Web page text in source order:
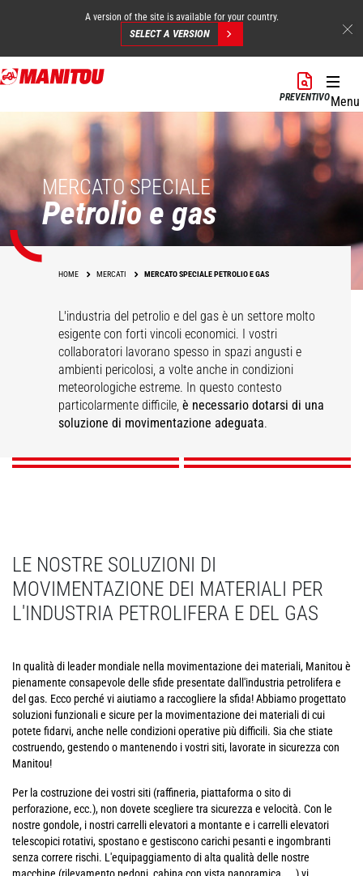
Salta
al
principale
A version of the site is available for your country.
SELECT A VERSION
PREVENTIVOMenu
MERCATO SPECIALE
Petrolio e gas
HOME MERCATI MERCATO SPECIALE PETROLIO E GAS
L'industria del petrolio e del gas è un settore molto
esigente con forti vincoli economici. I vostri
collaboratori lavorano spesso in spazi angusti e
ambienti pericolosi, a volte anche in condizioni
meteorologiche estreme. In questo contesto
particolarmente difficile,è necessario dotarsi di una
soluzione di movimentazione adeguata.
Costruzione
dell'impianto per
l'estrazione di petrolio
e gas
Supporto operativo
all'impianto di
estrazione
Manutenzione
dell'impianto di
estrazione
SCOPRI
Sicurezza
dell'impianto di
estrazione
SCOPRI
LE NOSTRE SOLUZIONI DI
MOVIMENTAZIONE DEI MATERIALI PER
L'INDUSTRIA PETROLIFERA E DEL GAS
In qualità di leader mondiale nella movimentazione dei materiali, Manitou è
pienamente consapevole delle sfide presentate dall'industria petrolifera e
del gas. Ecco perché vi aiutiamo a raccogliere la sfida! Abbiamo progettato
soluzioni funzionali e sicure per la movimentazione dei materiali di cui
potete fidarvi, anche nelle condizioni operative più difficili. Sia che stiate
costruendo, gestendo o mantenendo i vostri siti, lavorate in sicurezza con
Manitou!
Per la costruzione dei vostri siti (raffineria, piattaforma o sito di
perforazione, ecc.), non dovete scegliere tra sicurezza e velocità. Con le
nostre gondole, i nostri carrelli elevatori a montante e i carrelli elevatori
telescopici rotativi, spostano e gestiscono carichi pesanti e ingombranti
senza correre rischi. L'equipaggiamento di alta qualità delle nostre